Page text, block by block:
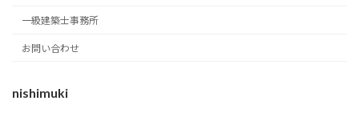
一級建築士事務所
お問い合わせ
nishimuki